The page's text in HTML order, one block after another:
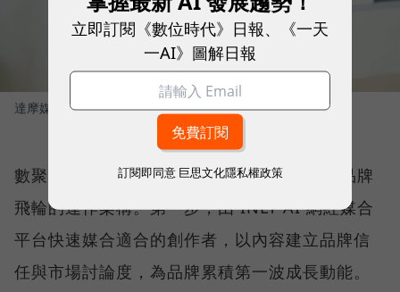
達摩媒體暨影領國際執行長 林合政 圖／ 數位時代
數聚集團品牌長蔡雅藍（Blue）進一步拆解品牌
飛輪的運作架構。第一步，由 INLY AI 網紅媒合
平台快速媒合適合的創作者，以內容建立品牌信
任與市場討論度，為品牌累積第一波成長動能。
立即訂閱《數位時代》日報、《一天
一AI》圖解日報
訂閱即同意 巨思文化隱私權政策